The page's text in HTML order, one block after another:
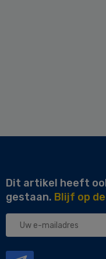
Dit artikel heeft
gestaan. Blijf op
Uw